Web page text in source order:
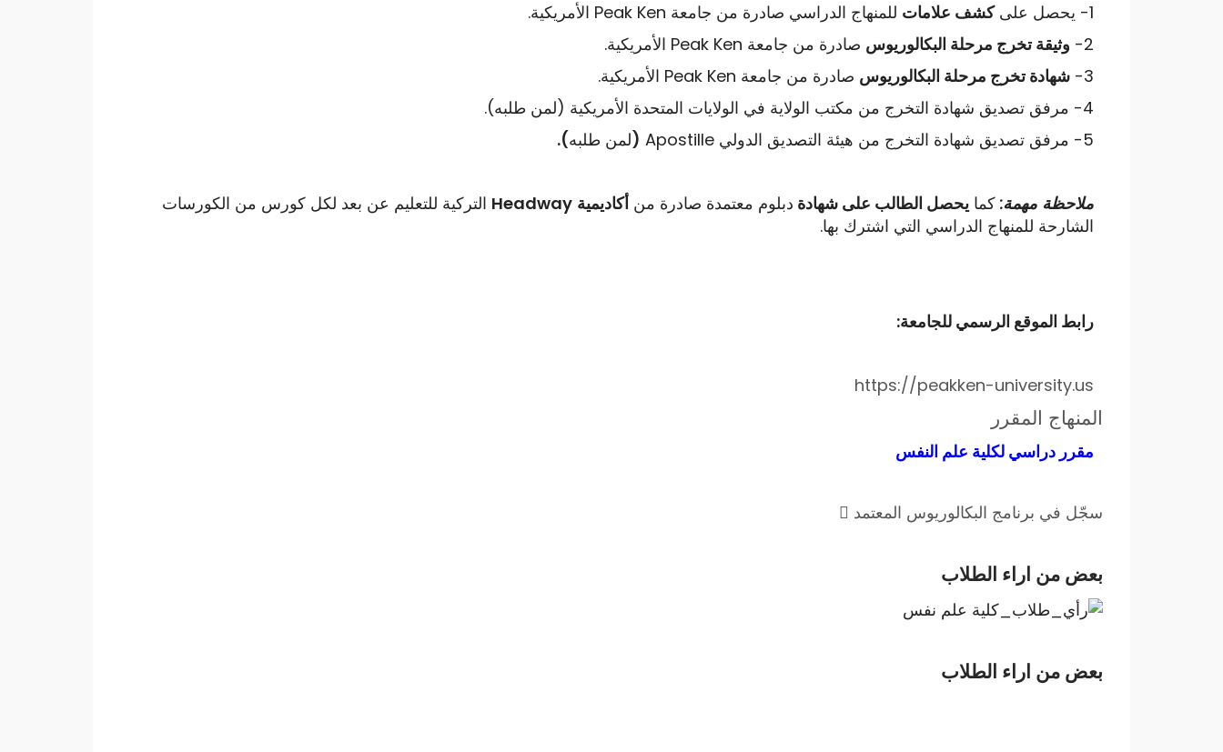
1- يحصل على كشف علامات للمنهاج الدراسي صادرة من جامعة Peak Ken الأمريكية.
2-
وثيقة تخرج مرحلة البكالوريوس صادرة من جامعة Peak Ken الأمريكية.
3-
شهادة تخرج مرحلة البكالوريوس صادرة من جامعة Peak Ken الأمريكية.
4- مرفق تصديق شهادة التخرج من مكتب الولاية في الولايات المتحدة الأمريكية (لمن طلبه).
5- مرفق تصديق شهادة التخرج من هيئة التصديق الدولي Apostille
(لمن طلبه).
ملاحظة مهمة: كما يحصل الطالب على شهادة دبلوم معتمدة صادرة من أكاديمية Headway التركية للتعليم عن بعد لكل كورس من الكورسات
الشارحة للمنهاج الدراسي التي اشترك بها.
رابط الموقع الرسمي للجامعة:
https://peakken-university.us
المنهاج المقرر
مقرر دراسي لكلية علم النفس
سجّل في برنامج البكالوريوس المعتمد
بعض من اراء الطلاب
بعض من اراء الطلاب